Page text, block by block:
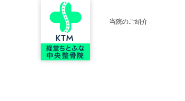
当院のご紹介